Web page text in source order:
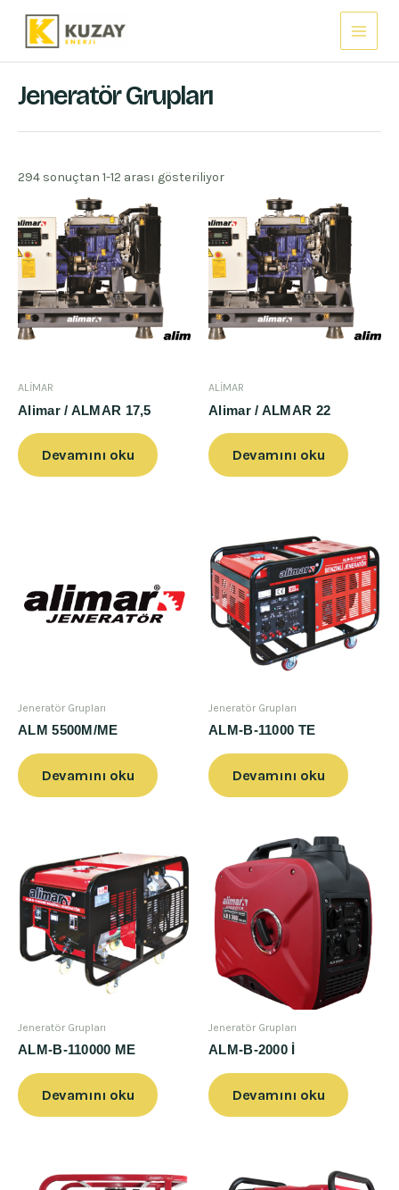
Main
Menu
Jeneratör Grupları
294 sonuçtan 1-12 arası gösteriliyor
ALİMAR
Alimar / ALMAR 17,5
Devamını oku
ALİMAR
Alimar / ALMAR 22
Devamını oku
Jeneratör Grupları
ALM 5500M/ME
Devamını oku
Jeneratör Grupları
ALM-B-11000 TE
Devamını oku
Jeneratör Grupları
ALM-B-110000 ME
Devamını oku
Jeneratör Grupları
ALM-B-2000 İ
Devamını oku